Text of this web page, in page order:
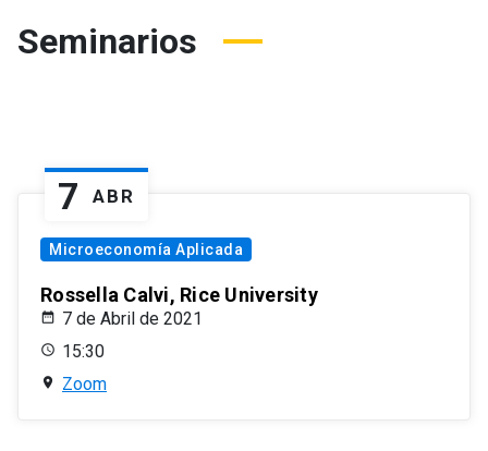
Seminarios
7 ABR
Microeconomía Aplicada
Rossella Calvi, Rice University
7 de Abril de 2021
15:30
Zoom